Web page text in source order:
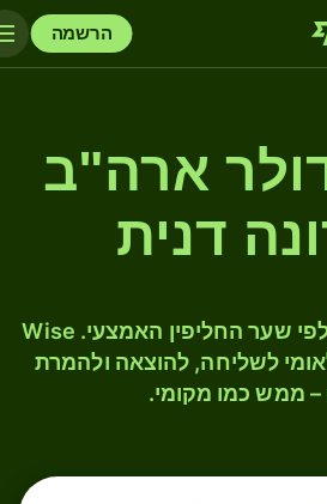
הרשמה
דולר ארה"ב
דנית
המירו USD ל- DKK לפי שער החליפין האמצעי. Wise
לשליחה, להוצאה ולהמרת
ממש כמו מקומי.